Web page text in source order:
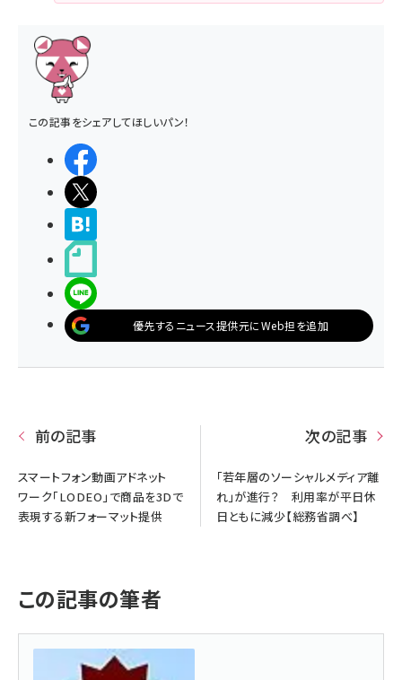
この記事をシェアしてほしいパン！
優先するニュース提供元にWeb担を追加
前の記事
スマートフォン動画アドネット
ワーク「LODEO」で商品を3Dで
表現する新フォーマット提供
次の記事
「若年層のソーシャルメディア離
れ」が進行？ 利用率が平日休
日ともに減少【総務省調べ】
この記事の筆者